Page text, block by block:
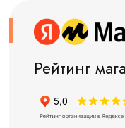
Рейтинг